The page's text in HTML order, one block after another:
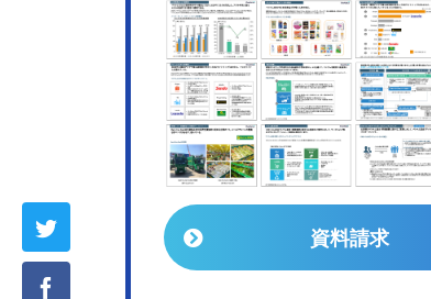
資料請求